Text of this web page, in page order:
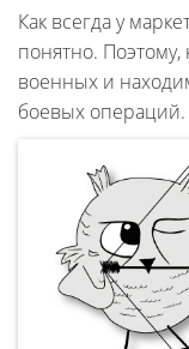
Как всегда у
понятно.
военных и
боевых операций.